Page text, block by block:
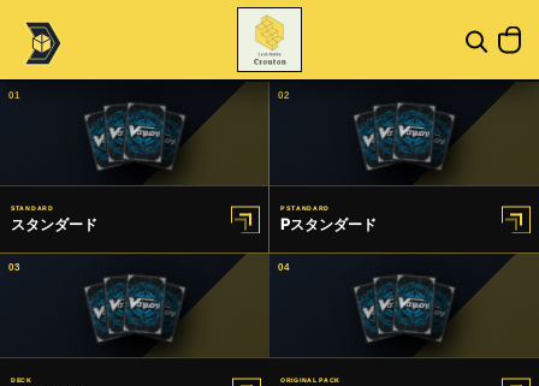
01
STANDARD
スタンダード
02
P STANDARD
Pスタンダード
03
DECK
04
ORIGINAL PACK